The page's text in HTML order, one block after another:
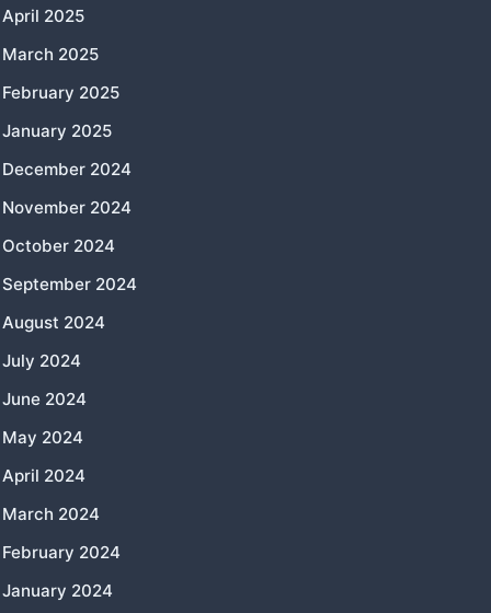
April 2025
March 2025
February 2025
January 2025
December 2024
November 2024
October 2024
September 2024
August 2024
July 2024
June 2024
May 2024
April 2024
March 2024
February 2024
January 2024